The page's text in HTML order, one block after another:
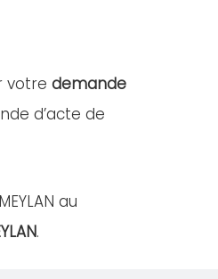
votre demande
d’acte de
au
.